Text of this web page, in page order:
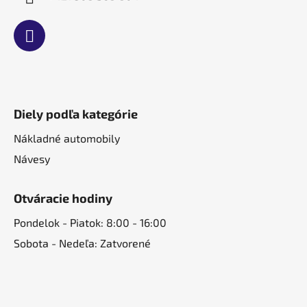
Diely podľa kategórie
Nákladné automobily
Návesy
Otváracie hodiny
Pondelok - Piatok: 8:00 - 16:00
Sobota - Nedeľa: Zatvorené